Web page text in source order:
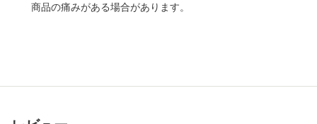
商品の痛みがある場合があります。